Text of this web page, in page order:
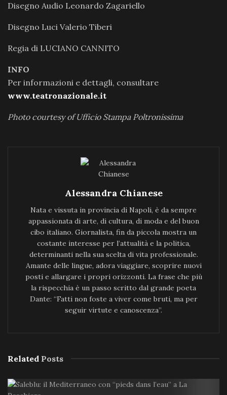
Disegno Audio Leonardo Zagariello
Disegno Luci Valerio Tiberi
Regia di LUCIANO CANNITO
INFO
Per informazioni e dettagli, consultare
www.teatronazionale.it
Photo courtesy of Ufficio Stampa Poltronissima
Alessandra Chianese
Nata e vissuta in provincia di Napoli, è da sempre
appassionata di arte, di cultura, di moda e del buon
cibo italiano. Giornalista, fin da piccola mostra un
costante interesse per l’attualità e la politica,
determinanti nella sua scelta di vita professionale.
Amante delle lingue, adora viaggiare, scoprire nuovi
posti e allargare i propri orizzonti. La frase che più
la rispecchia è un passo scritto dal grande poeta
Dante: “Fatti non foste a viver come bruti, ma per
seguir virtute e canoscenza”.
Related Posts